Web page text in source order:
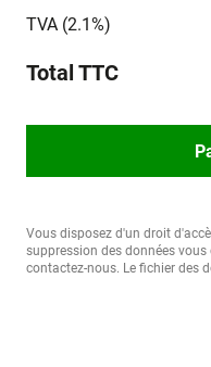
TVA (2.1%)
Total TTC
Vous disposez d'un droit
suppression des données
contactez-nous. Le fichier des